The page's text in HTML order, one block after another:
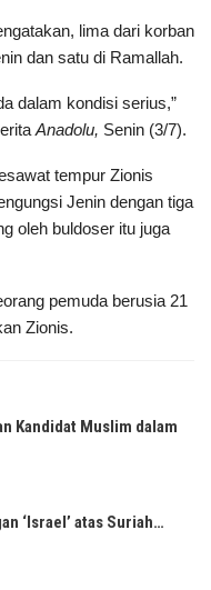
lima dari korban
dan satu di Ramallah.
dalam kondisi serius,”
Anadolu, Senin (3/7).
tempur Zionis
Jenin dengan tiga
oleh buldoser itu juga
pemuda berusia 21
Zionis.
Kandidat Muslim dalam
‘Israel’ atas Suriah…